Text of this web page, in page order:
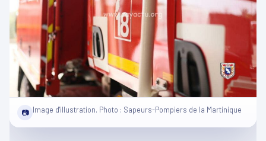
📷 Image d'illustration. Photo : Sapeurs-Pompiers de la Martinique